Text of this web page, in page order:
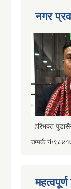
नगर
हरिभक्त
सम्पर्क